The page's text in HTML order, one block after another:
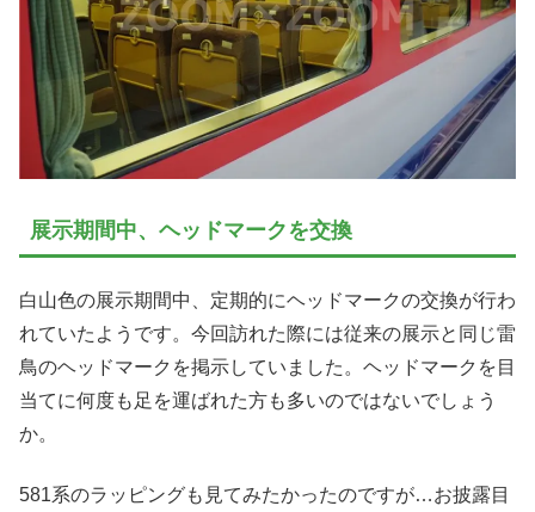
展示期間中、ヘッドマークを交換
白山色の展示期間中、定期的にヘッドマークの交換が行わ
れていたようです。今回訪れた際には従来の展示と同じ雷
鳥のヘッドマークを掲示していました。ヘッドマークを目
当てに何度も足を運ばれた方も多いのではないでしょう
か。
581系のラッピングも見てみたかったのですが…お披露目